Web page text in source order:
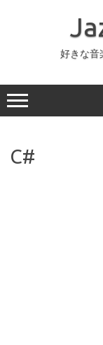
ッ
プ
好きな音
C#